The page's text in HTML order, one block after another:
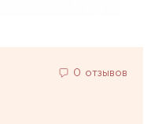
0 отзывов